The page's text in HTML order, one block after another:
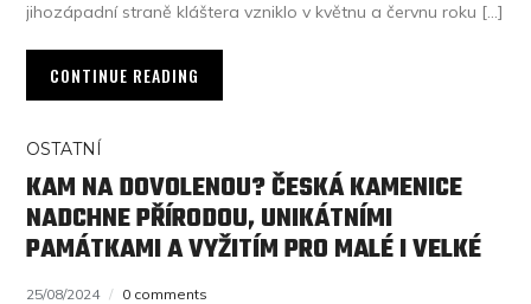
jihozápadní straně kláštera vzniklo v květnu a červnu roku […]
CONTINUE READING
OSTATNÍ
KAM NA DOVOLENOU? ČESKÁ KAMENICE
NADCHNE PŘÍRODOU, UNIKÁTNÍMI
PAMÁTKAMI A VYŽITÍM PRO MALÉ I VELKÉ
25/08/2024 0 comments